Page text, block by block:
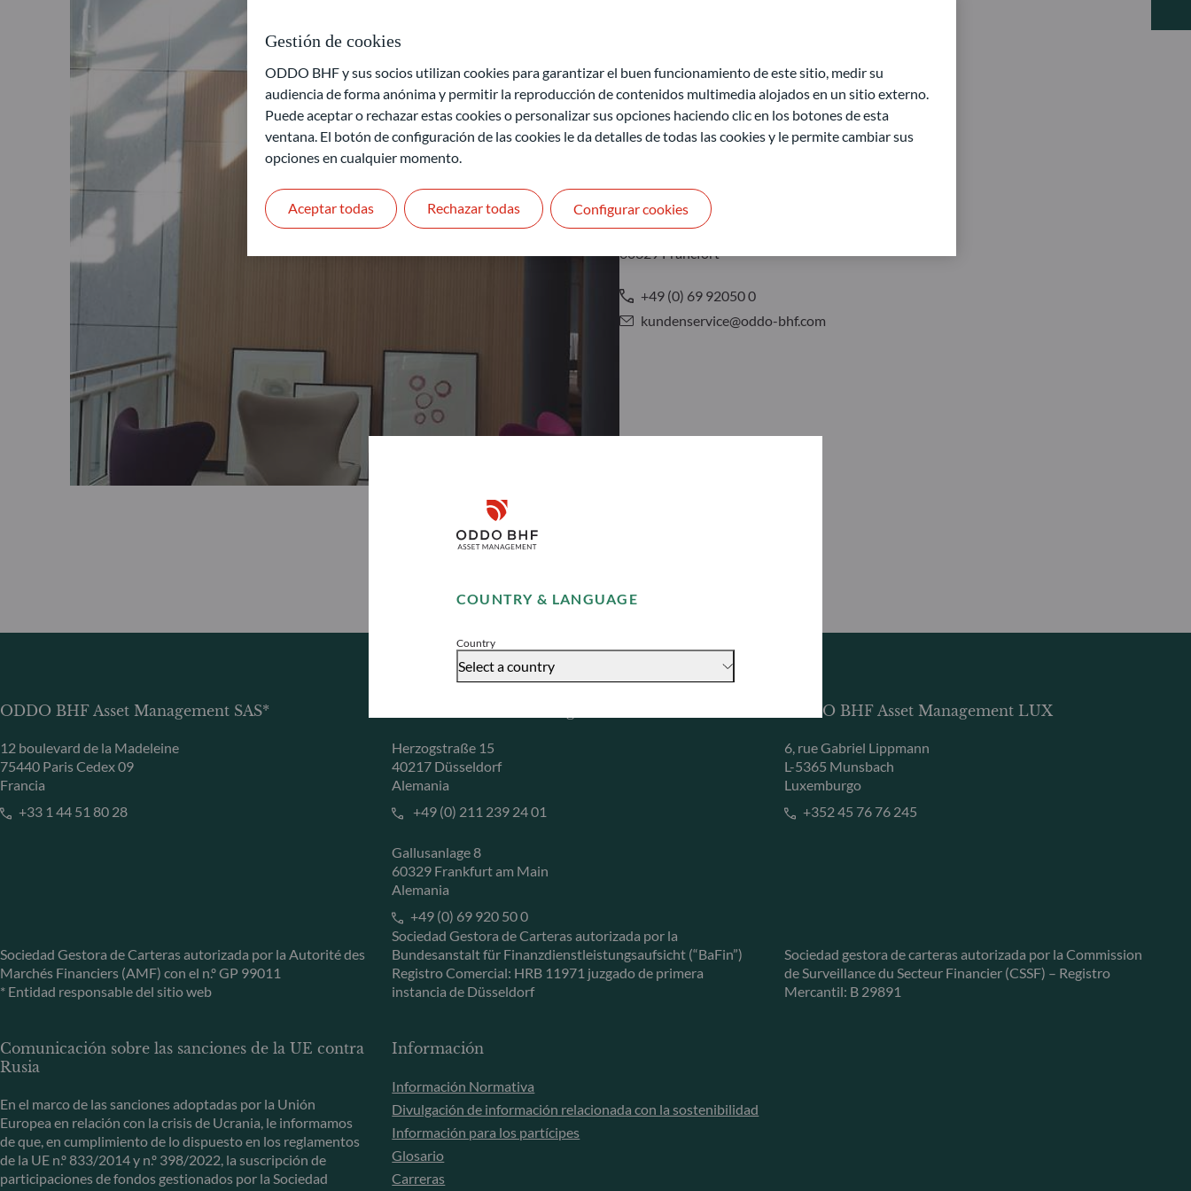
COUNTRY & LANGUAGE
Country
Select a country
Disclaimer
Accept
ODDO BHF AM GmbH
Gallusanlage 8
60329 Fráncfort
+49 (0) 69 92050 0
kundenservice@oddo-bhf.com
ODDO BHF Asset Management SAS*
12 boulevard de la Madeleine
75440 Paris Cedex 09
Francia
+33 1 44 51 80 28
Sociedad Gestora de Carteras autorizada por la Autorité des
Marchés Financiers (AMF) con el n.º GP 99011
* Entidad responsable del sitio web
Herzogstraße 15
40217 Düsseldorf
Alemania
+49 (0) 211 239 24 01
Gallusanlage 8
60329 Frankfurt am Main
Alemania
+49 (0) 69 920 50 0
Sociedad Gestora de Carteras autorizada por la
Bundesanstalt für Finanzdienstleistungsaufsicht (“BaFin”)
Registro Comercial: HRB 11971 juzgado de primera
instancia de Düsseldorf
ODDO BHF Asset Management LUX
6, rue Gabriel Lippmann
L-5365 Munsbach
Luxemburgo
+352 45 76 76 245
Sociedad gestora de carteras autorizada por la Commission
de Surveillance du Secteur Financier (CSSF) – Registro
Mercantil: B 29891
Comunicación sobre las sanciones de la UE contra
Rusia
En el marco de las sanciones adoptadas por la Unión
Europea en relación con la crisis de Ucrania, le informamos
de que, en cumplimiento de lo dispuesto en los reglamentos
de la UE n.º 833/2014 y n.º 398/2022, la suscripción de
participaciones de fondos gestionados por la Sociedad
Información
Información Normativa
Divulgación de información relacionada con la sostenibilidad
Información para los partícipes
Glosario
Carreras
Gestión de cookies
ODDO BHF y sus socios utilizan cookies para garantizar el buen funcionamiento de este sitio, medir su
audiencia de forma anónima y permitir la reproducción de contenidos multimedia alojados en un sitio externo.
Puede aceptar o rechazar estas cookies o personalizar sus opciones haciendo clic en los botones de esta
ventana. El botón de configuración de las cookies le da detalles de todas las cookies y le permite cambiar sus
opciones en cualquier momento.
Rechazar todas
Aceptar todas Configurar cookies